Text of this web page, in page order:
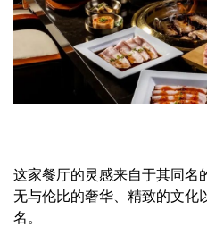
这家餐厅的灵感来自于其同名
无与伦比的奢华、精致的文化
名。